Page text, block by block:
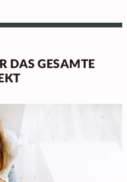
DAS GESAMTE